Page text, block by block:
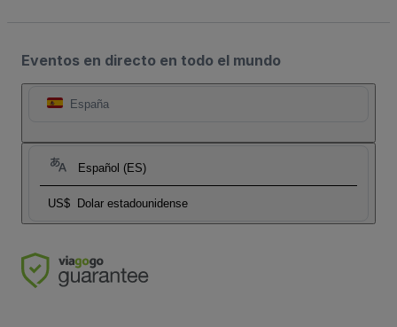
Eventos en directo en todo el mundo
España
Español (ES)
US$ Dolar estadounidense